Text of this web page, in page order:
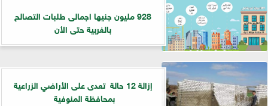
928 مليون جنيها اجمالى طلبات التصالح
بالغربية حتى الأن
إزالة 12 حالة تعدى على الأراضي الزراعية
بمحافظة المنوفية